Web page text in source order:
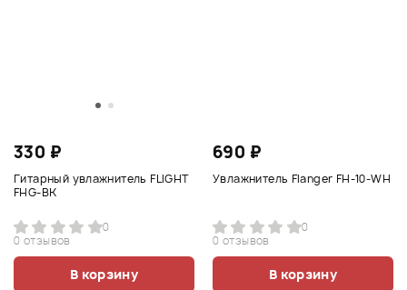
330 ₽
Гитарный увлажнитель FLIGHT
FHG-BK
0
0 отзывов
В корзину
690 ₽
Увлажнитель Flanger FH-10-WH
0
0 отзывов
В корзину